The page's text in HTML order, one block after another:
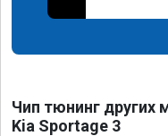
Чип тюнинг других
Kia Sportage 3